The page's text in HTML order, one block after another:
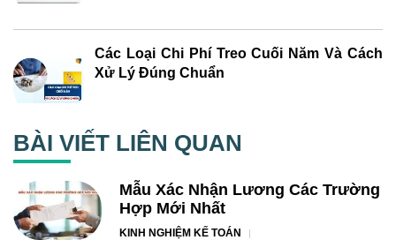
Các Loại Chi Phí Treo Cuối Năm Và Cách
Xử Lý Đúng Chuẩn
BÀI VIẾT LIÊN QUAN
Mẫu Xác Nhận Lương Các Trường
Hợp Mới Nhất
KINH NGHIỆM KẾ TOÁN